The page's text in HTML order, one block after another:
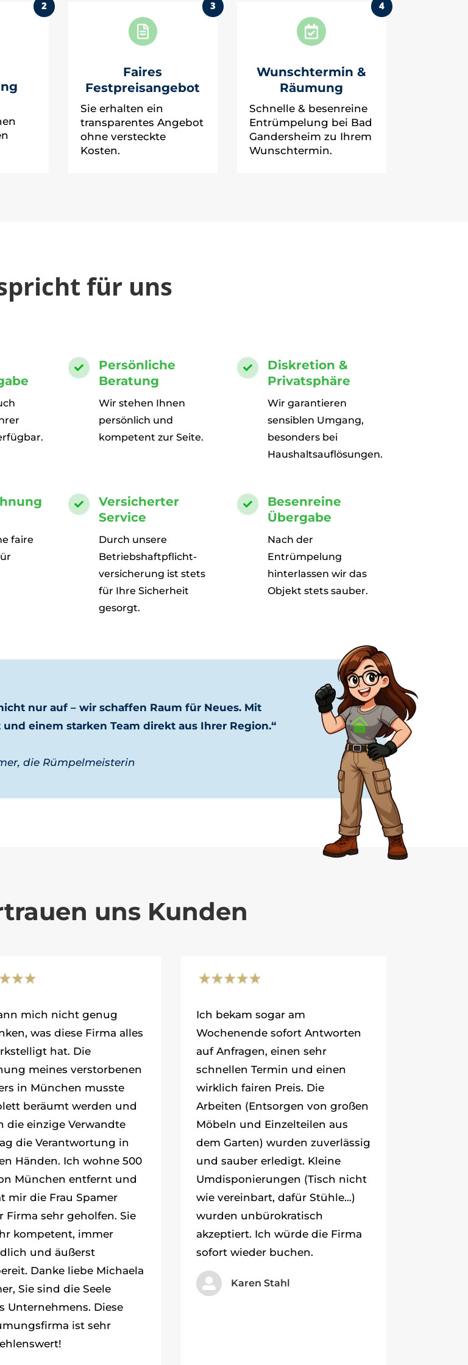
2

Faires
Festpreisangebot
3
Sie erhalten ein
transparentes Angebot
ohne versteckte
Kosten.

Wunschtermin &
Räumung
4
Schnelle & besenreine
Entrümpelung bei Bad
Gandersheim zu Ihrem
Wunschtermin.
für uns

Persönliche
Beratung
Wir stehen Ihnen
persönlich und
kompetent zur Seite.

Diskretion &
Privatsphäre
Wir garantieren
sensiblen Umgang,
besonders bei
Haushaltsauflösungen.
faire

Versicherter
Service
Durch unsere
Betriebshaftpflicht-
versicherung ist stets
für Ihre Sicherheit
gesorgt.

Besenreine
Übergabe
Nach der
Entrümpelung
hinterlassen wir das
Objekt stets sauber.
nur auf – wir schaffen Raum für Neues. Mit
und einem starken Team direkt aus Ihrer Region.“
die Rümpelmeisterin
uns Kunden
mich nicht genug
was diese Firma alles
hat. Die
meines verstorbenen
in München musste
beräumt werden und
die einzige Verwandte
die Verantwortung in
Händen. Ich wohne 500
München entfernt und
mir die Frau Spamer
Firma sehr geholfen. Sie
kompetent, immer
und äußerst
Danke liebe Michaela
Sie sind die Seele
Unternehmens. Diese
ist sehr
Ich bekam sogar am
Wochenende sofort Antworten
auf Anfragen, einen sehr
schnellen Termin und einen
wirklich fairen Preis. Die
Arbeiten (Entsorgen von großen
Möbeln und Einzelteilen aus
dem Garten) wurden zuverlässig
und sauber erledigt. Kleine
Umdisponierungen (Tisch nicht
wie vereinbart, dafür Stühle…)
wurden unbürokratisch
akzeptiert. Ich würde die Firma
sofort wieder buchen.
 Karen Stahl